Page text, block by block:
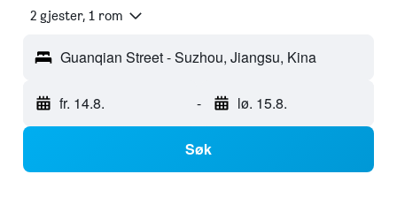
2 gjester, 1 rom
Guanqian Street - Suzhou, Jiangsu, Kina
fr. 14.8. - lø. 15.8.
Søk